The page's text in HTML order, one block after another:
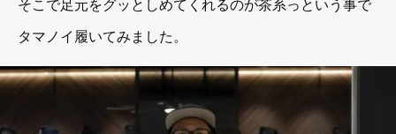
タマノイ履いてみました。